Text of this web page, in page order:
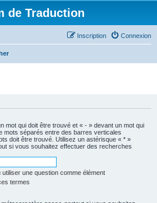
de Traduction
Connexion
Inscription
mot qui doit être trouvé et « - » devant un mot qui
mots séparés entre des barres verticales
doit être trouvé. Utilisez un astérisque « * »
si vous souhaitez effectuer des recherches
une question comme élément
termes